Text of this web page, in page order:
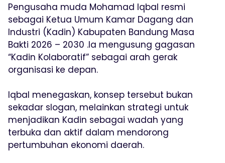
Pengusaha muda Mohamad Iqbal resmi
sebagai Ketua Umum Kamar Dagang dan
Industri (Kadin) Kabupaten Bandung Masa
Bakti 2026 – 2030 .Ia mengusung gagasan
“Kadin Kolaboratif” sebagai arah gerak
organisasi ke depan.
Iqbal menegaskan, konsep tersebut bukan
sekadar slogan, melainkan strategi untuk
menjadikan Kadin sebagai wadah yang
terbuka dan aktif dalam mendorong
pertumbuhan ekonomi daerah.